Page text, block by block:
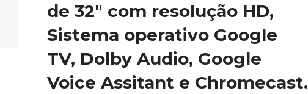
de 32" com resolução HD,
Sistema operativo Google
TV, Dolby Audio, Google
Voice Assitant e Chromecast.